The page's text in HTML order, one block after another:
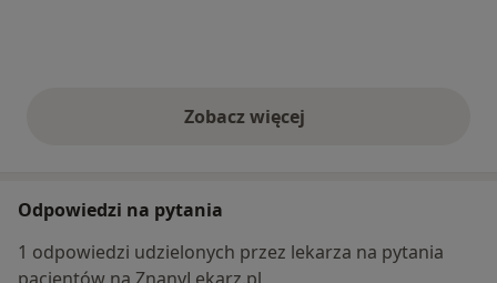
Zobacz więcejopinie powyżej
Odpowiedzi na pytania
1 odpowiedzi udzielonych przez lekarza na pytania